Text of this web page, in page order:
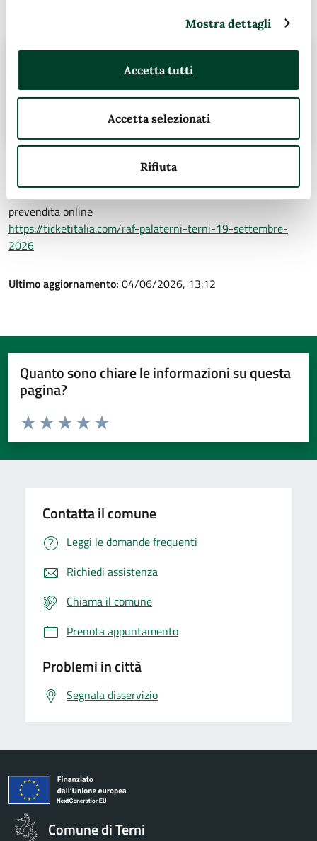
Mostra dettagli
Accetta tutti
Accetta selezionati
Rifiuta
Url: https://www.tributodautore.it
https://www.facebook.com/tributoendrigoterni/
info@tributodautore.it
Ulteriori informazioni
prevendita online
https://ticketitalia.com/raf-palaterni-terni-19-settembre-
2026
Ultimo aggiornamento: 04/06/2026, 13:12
Quanto sono chiare le informazioni su questa
pagina?
Valuta da 1 a 5 stelle la pagina
Valuta 5 stelle su 5
Valuta 4 stelle su 5
Valuta 3 stelle su 5
Valuta 2 stelle su 5
Valuta 1 stelle su 5
Contatta il comune
Leggi le domande frequenti
Richiedi assistenza
Chiama il comune
Prenota appuntamento
Problemi in città
Segnala disservizio
Comune di Terni